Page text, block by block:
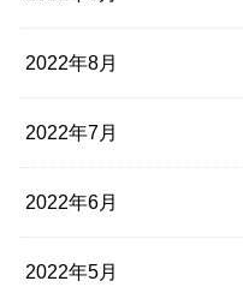
2022年8月
2022年7月
2022年6月
2022年5月